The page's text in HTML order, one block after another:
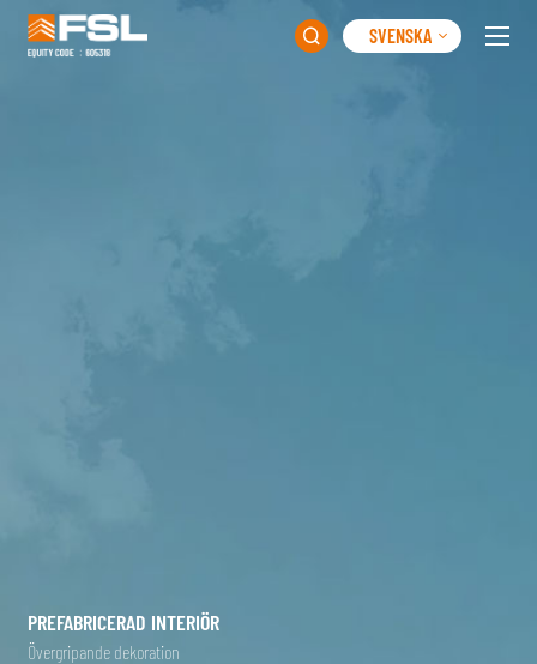
 SVENSKA
PREFABRICERAD INTERIÖR
Övergripande dekoration